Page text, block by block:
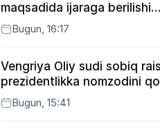
maqsadida ijaraga berilishi
mumkin
Bugun, 16:17
Vengriya Oliy sudi sobiq
prezidentlikka nomzodini
Bugun, 15:41